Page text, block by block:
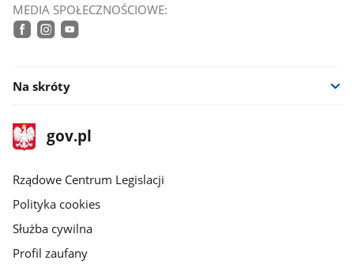
MEDIA SPOŁECZNOŚCIOWE:
Na skróty
stopka
gov.plStrona
gov.pl
Rządowe Centrum Legislacji
Polityka cookies
Służba cywilna
Profil zaufany